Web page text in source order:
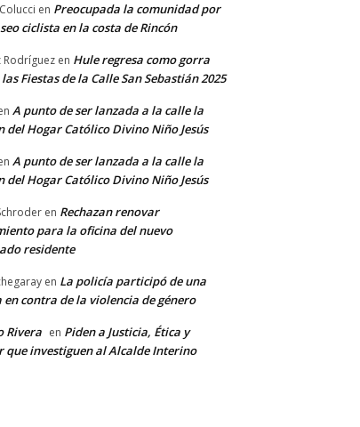
en Preocupada la comunidad por
ciclista en la costa de Rincón
Rodríguez en Hule regresa como gorra
Fiestas de la Calle San Sebastián 2025
A punto de ser lanzada a la calle la
del Hogar Católico Divino Niño Jesús
A punto de ser lanzada a la calle la
del Hogar Católico Divino Niño Jesús
en Rechazan renovar
para la oficina del nuevo
residente
en La policía participó de una
en contra de la violencia de género
Rivera en Piden a Justicia, Ética y
que investiguen al Alcalde Interino